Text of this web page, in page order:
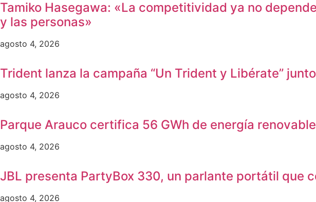
Tamiko Hasegawa: «La competitividad ya no
y las personas»
agosto 4, 2026
Trident lanza la campaña “Un Trident y Libérate”
agosto 4, 2026
Parque Arauco certifica 56 GWh de energía
agosto 4, 2026
JBL presenta PartyBox 330, un parlante portátil que
agosto 4, 2026